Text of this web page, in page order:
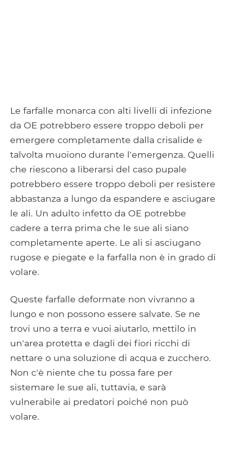
Le farfalle monarca con alti livelli di infezione
da OE potrebbero essere troppo deboli per
emergere completamente dalla crisalide e
talvolta muoiono durante l'emergenza. Quelli
che riescono a liberarsi del caso pupale
potrebbero essere troppo deboli per resistere
abbastanza a lungo da espandere e asciugare
le ali. Un adulto infetto da OE potrebbe
cadere a terra prima che le sue ali siano
completamente aperte. Le ali si asciugano
rugose e piegate e la farfalla non è in grado di
volare.
Queste farfalle deformate non vivranno a
lungo e non possono essere salvate. Se ne
trovi uno a terra e vuoi aiutarlo, mettilo in
un'area protetta e dagli dei fiori ricchi di
nettare o una soluzione di acqua e zucchero.
Non c'è niente che tu possa fare per
sistemare le sue ali, tuttavia, e sarà
vulnerabile ai predatori poiché non può
volare.